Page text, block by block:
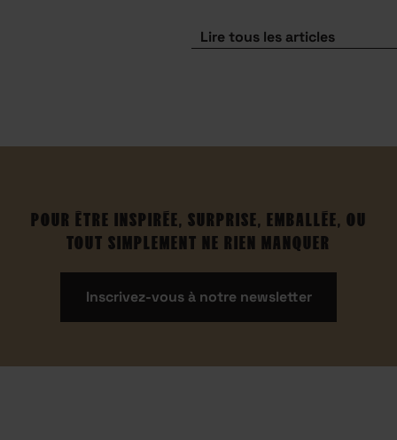
Lire tous les articles
POUR ÊTRE INSPIRÉE, SURPRISE, EMBALLÉE, OU
TOUT SIMPLEMENT NE RIEN MANQUER
Inscrivez-vous à notre newsletter